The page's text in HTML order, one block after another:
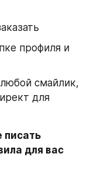
профиля и
смайлик,
для
писать
для вас